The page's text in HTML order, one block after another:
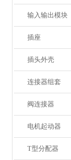
输入输出模块
插座
插头外壳
连接器组套
阀连接器
电机起动器
T型分配器